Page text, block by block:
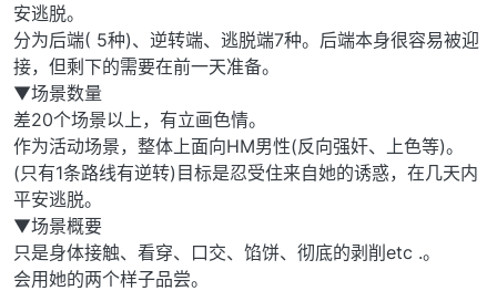
安逃脱。
分为后端( 5种)、逆转端、逃脱端7种。后端本身很容易被迎
接，但剩下的需要在前一天准备。
▼场景数量
差20个场景以上，有立画色情。
作为活动场景，整体上面向HM男性(反向强奸、上色等)。
(只有1条路线有逆转)目标是忍受住来自她的诱惑，在几天内
平安逃脱。
▼场景概要
只是身体接触、看穿、口交、馅饼、彻底的剥削etc .。
会用她的两个样子品尝。